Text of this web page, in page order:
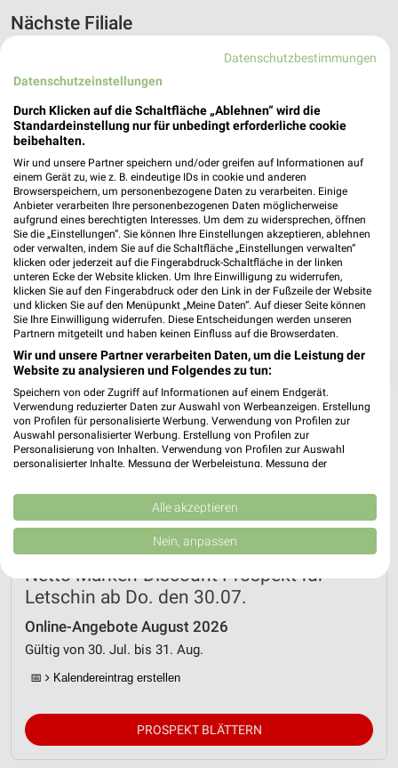
Nächste Filiale
Netto Marken-Discount Letschin
Wriezener Str. 68
Heute 07:00 - 20:00 Uhr | Geöffnet
Netto Marken-Discount Prospekt für
Letschin ab Do. den 30.07.
Online-Angebote August 2026
Gültig von 30. Jul. bis 31. Aug.
📅 Kalendereintrag erstellen
PROSPEKT BLÄTTERN
Datenschutzbestimmungen
Datenschutzeinstellungen
Durch Klicken auf die Schaltfläche „Ablehnen“ wird die
Standardeinstellung nur für unbedingt erforderliche cookie
beibehalten.
Wir und unsere Partner speichern und/oder greifen auf Informationen auf
einem Gerät zu, wie z. B. eindeutige IDs in cookie und anderen
Browserspeichern, um personenbezogene Daten zu verarbeiten. Einige
Anbieter verarbeiten Ihre personenbezogenen Daten möglicherweise
aufgrund eines berechtigten Interesses. Um dem zu widersprechen, öffnen
Sie die „Einstellungen“. Sie können Ihre Einstellungen akzeptieren, ablehnen
oder verwalten, indem Sie auf die Schaltfläche „Einstellungen verwalten“
klicken oder jederzeit auf die Fingerabdruck-Schaltfläche in der linken
unteren Ecke der Website klicken. Um Ihre Einwilligung zu widerrufen,
klicken Sie auf den Fingerabdruck oder den Link in der Fußzeile der Website
und klicken Sie auf den Menüpunkt „Meine Daten“. Auf dieser Seite können
Sie Ihre Einwilligung widerrufen. Diese Entscheidungen werden unseren
Partnern mitgeteilt und haben keinen Einfluss auf die Browserdaten.
Wir und unsere Partner verarbeiten Daten, um die Leistung der
Website zu analysieren und Folgendes zu tun:
Speichern von oder Zugriff auf Informationen auf einem Endgerät.
Verwendung reduzierter Daten zur Auswahl von Werbeanzeigen. Erstellung
von Profilen für personalisierte Werbung. Verwendung von Profilen zur
Auswahl personalisierter Werbung. Erstellung von Profilen zur
Personalisierung von Inhalten. Verwendung von Profilen zur Auswahl
personalisierter Inhalte. Messung der Werbeleistung. Messung der
Kombinationen von Daten aus verschiedenen Quellen. Entwicklung und
Verbesserung der Angebote. Verwendung reduzierter Daten zur Auswahl
von Inhalten.
Daten können außerhalb der Europäischen Union weitergegeben und in die
USA gesendet werden.
Website/App.
Partnerliste anzeigen (1 IAB-Anbieter)
Wir nutzen Ihre Daten für folgende Zwecke:
IAB-Verarbeitungszwecke:
Speichern von oder Zugriff auf Informationen
Verwendung reduzierter Daten zur Auswahl von
Werbeanzeigen
Alle akzeptieren
Nein, anpassen